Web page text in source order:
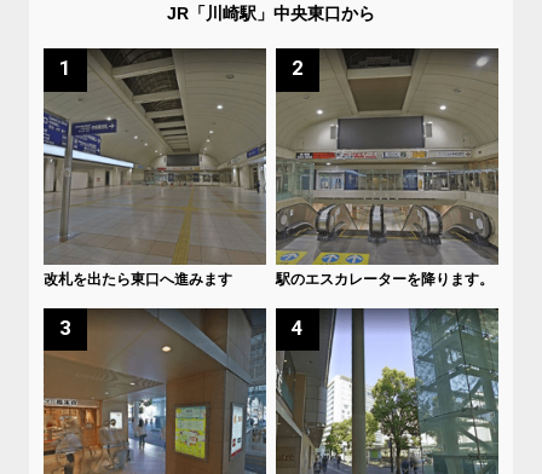
JR「川崎駅」中央東口から
1
改札を出たら東口へ進みます
2
駅のエスカレーターを降ります。
3 4